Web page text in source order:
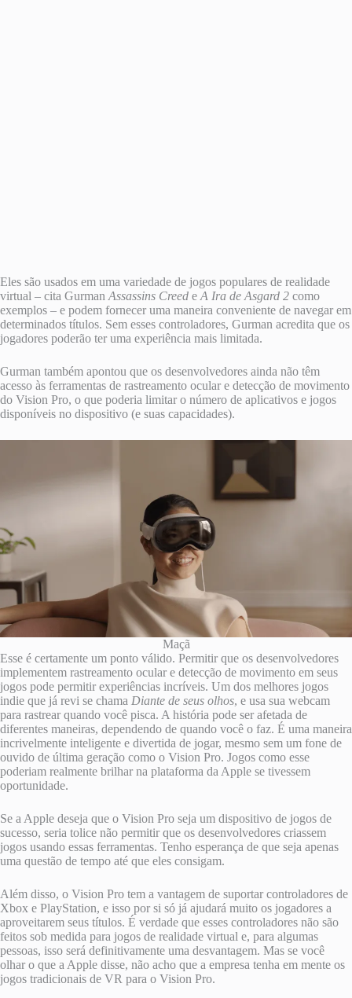
Eles são usados ​​​​em uma variedade de jogos populares de realidade
virtual – cita Gurman Assassins Creed e A Ira de Asgard 2 como
exemplos – e podem fornecer uma maneira conveniente de navegar em
determinados títulos. Sem esses controladores, Gurman acredita que os
jogadores poderão ter uma experiência mais limitada.
Gurman também apontou que os desenvolvedores ainda não têm
acesso às ferramentas de rastreamento ocular e detecção de movimento
do Vision Pro, o que poderia limitar o número de aplicativos e jogos
disponíveis no dispositivo (e suas capacidades).
Maçã
Esse é certamente um ponto válido. Permitir que os desenvolvedores
implementem rastreamento ocular e detecção de movimento em seus
jogos pode permitir experiências incríveis. Um dos melhores jogos
indie que já revi se chama Diante de seus olhos, e usa sua webcam
para rastrear quando você pisca. A história pode ser afetada de
diferentes maneiras, dependendo de quando você o faz. É uma maneira
incrivelmente inteligente e divertida de jogar, mesmo sem um fone de
ouvido de última geração como o Vision Pro. Jogos como esse
poderiam realmente brilhar na plataforma da Apple se tivessem
oportunidade.
Se a Apple deseja que o Vision Pro seja um dispositivo de jogos de
sucesso, seria tolice não permitir que os desenvolvedores criassem
jogos usando essas ferramentas. Tenho esperança de que seja apenas
uma questão de tempo até que eles consigam.
Além disso, o Vision Pro tem a vantagem de suportar controladores de
Xbox e PlayStation, e isso por si só já ajudará muito os jogadores a
aproveitarem seus títulos. É verdade que esses controladores não são
feitos sob medida para jogos de realidade virtual e, para algumas
pessoas, isso será definitivamente uma desvantagem. Mas se você
olhar o que a Apple disse, não acho que a empresa tenha em mente os
jogos tradicionais de VR para o Vision Pro.